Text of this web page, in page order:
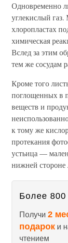
Одновременно
углекислый
хлоропластах
химическая
Вслед за этим
тем же сосудам
Кроме того
поглощенных в
веществ и
к тому же
протекания
устьица —
нижней стороне
Более 800
Получи 2
подарок и
чтением